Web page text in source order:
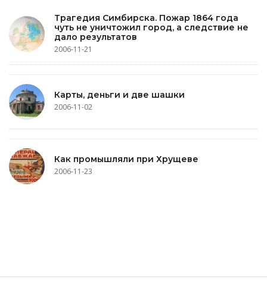
Трагедия Симбирска. Пожар 1864 года
чуть не уничтожил город, а следствие не
дало результатов
2006-11-21
Карты, деньги и две шашки
2006-11-02
Как промышляли при Хрущеве
2006-11-23